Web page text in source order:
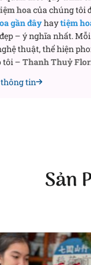
Hoa lan hồ
mừng sinh nhật
lan hồ điệp
– được so sánh
may mắn đến với gia
trong đọc theo âm
là “phát tài”.
hoacủa chúng tôi
gần đâyhaytiệm
– ý nghĩa nhất.
thuật, thể hiện
tôi – Thanh Thuỷ
tin
Sản